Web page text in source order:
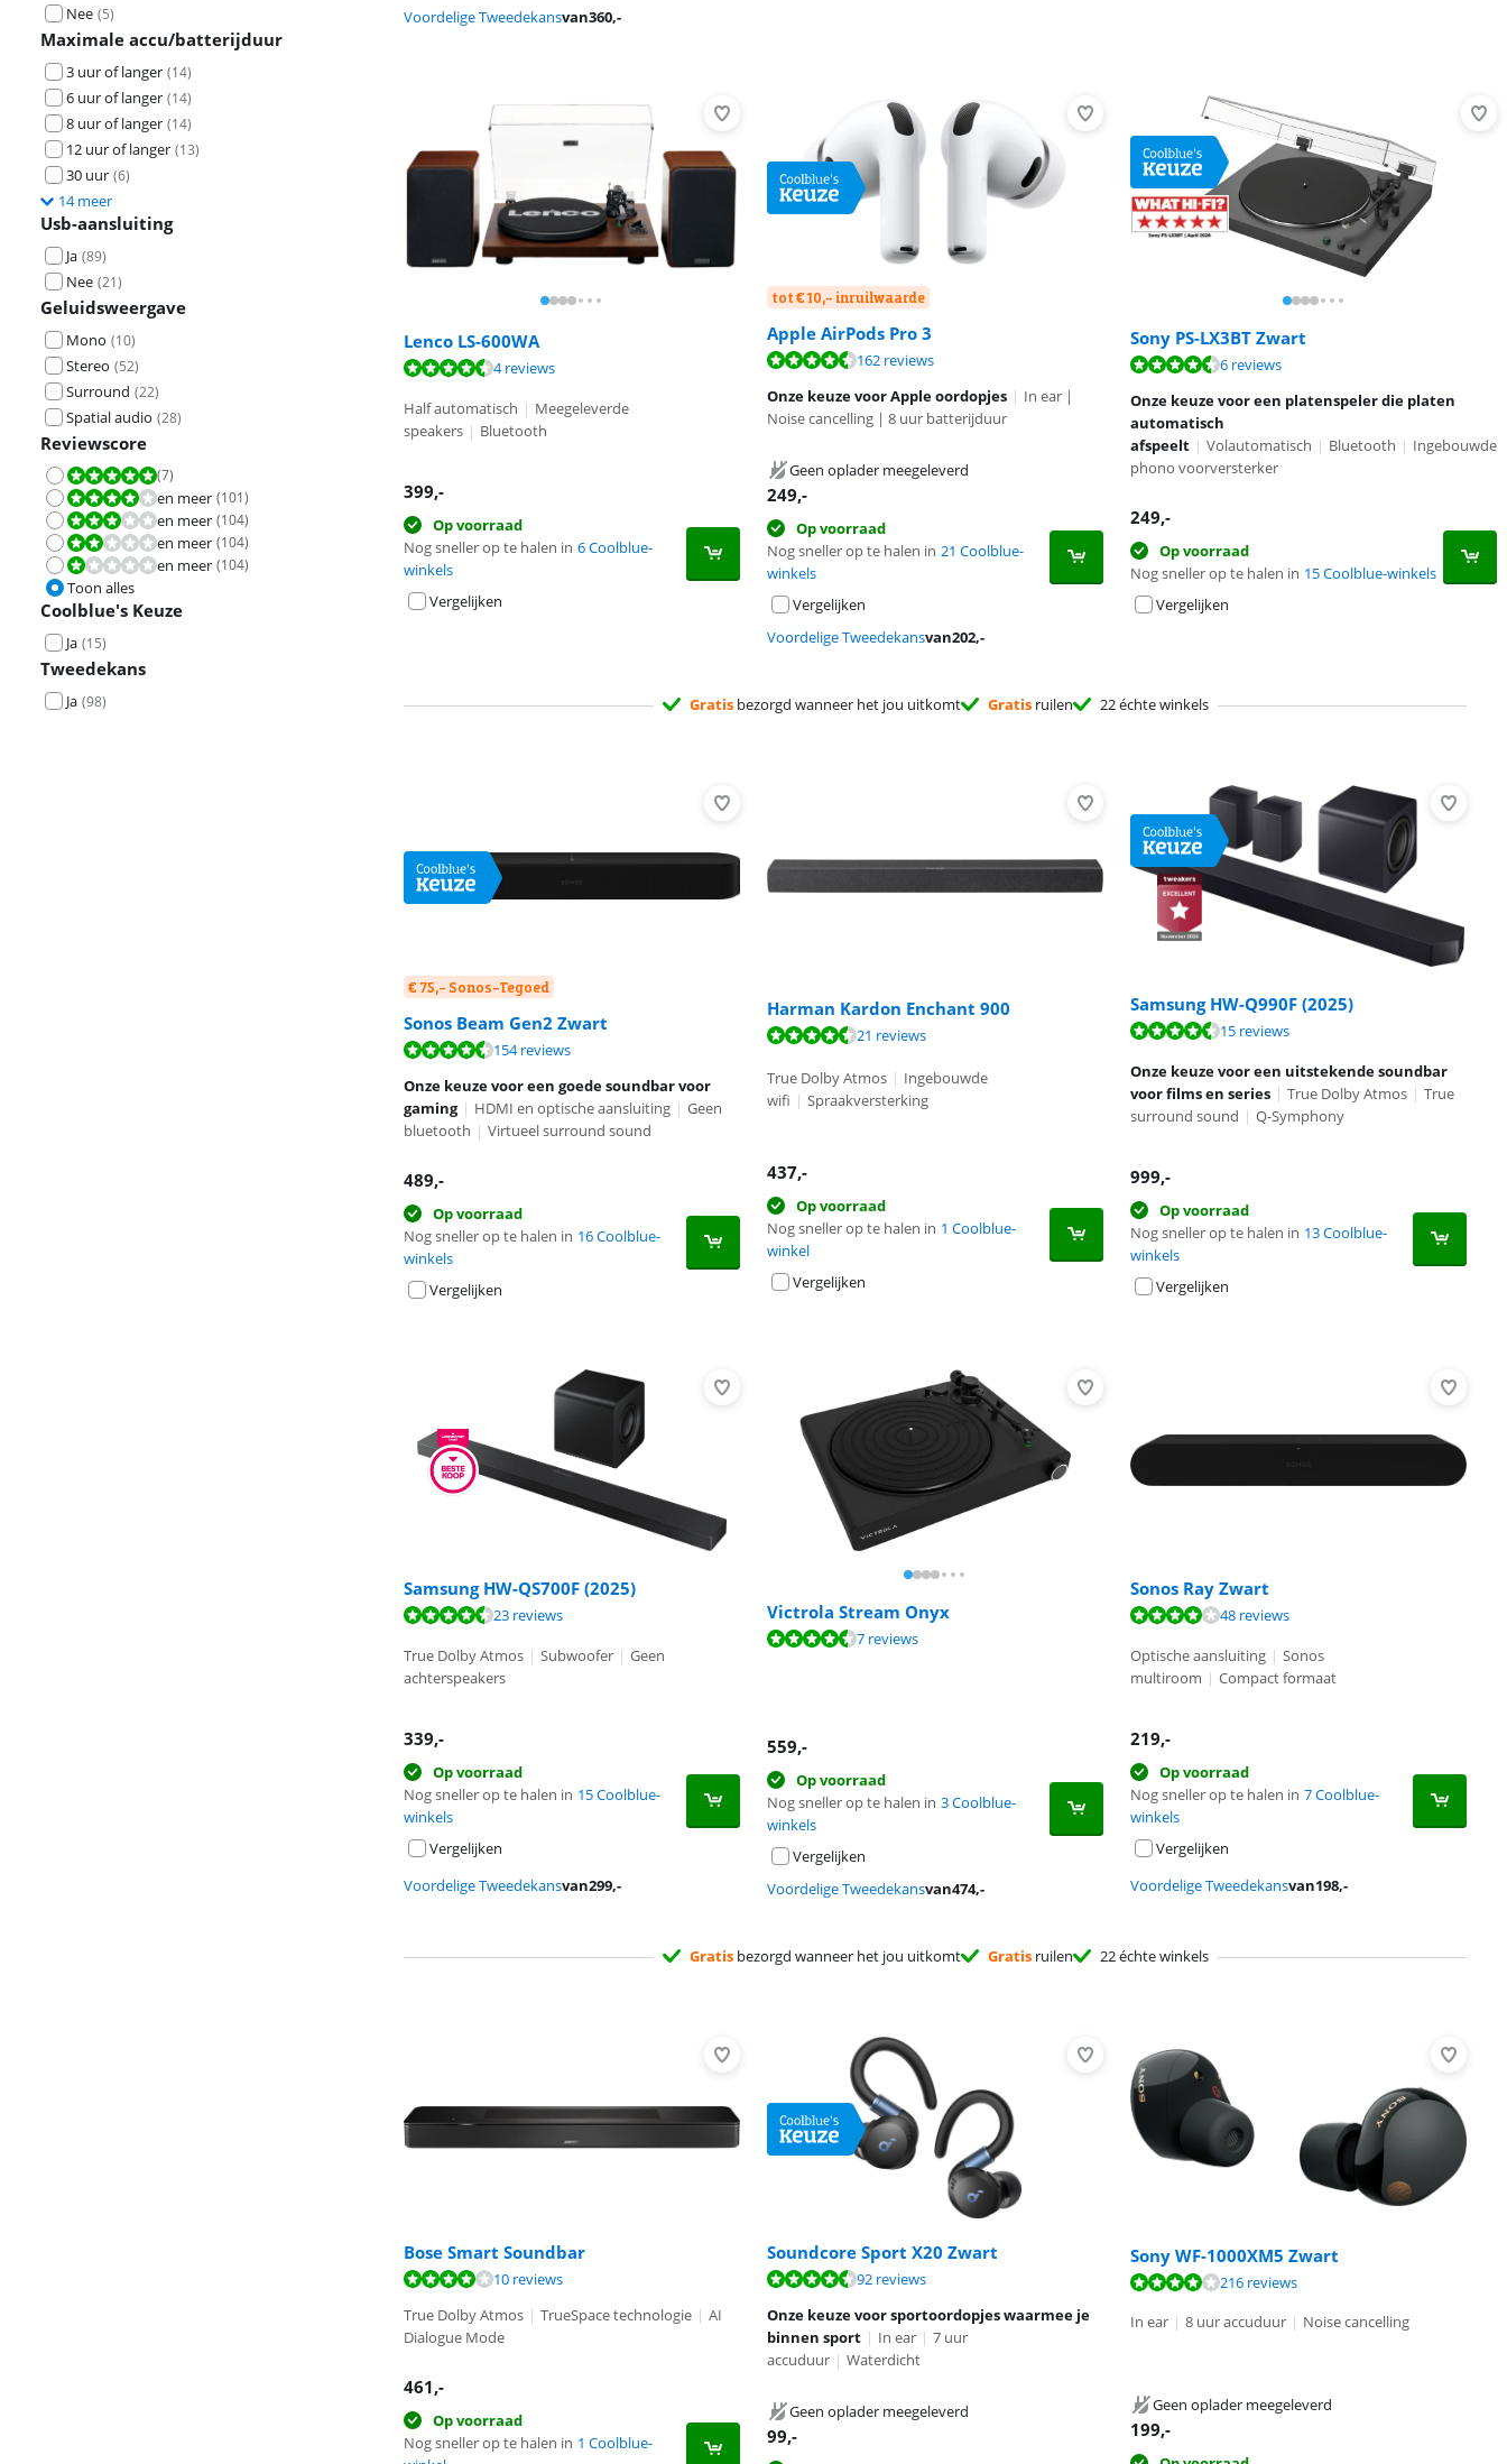
Nee (5)
Maximale accu/batterijduur
3 uur of langer (14)
6 uur of langer (14)
8 uur of langer (14)
12 uur of langer (13)
30 uur (6)
14 meer
Usb-aansluiting
Ja (89)
Nee (21)
Geluidsweergave
Mono (10)
Stereo (52)
Surround (22)
Spatial audio (28)
Reviewscore
Beoordeling is 10 van de 10.
(7)
Beoordeling is 8,0 van de 10.
en meer (101)
Beoordeling is 6,0 van de 10.
en meer (104)
Beoordeling is 4,0 van de 10.
en meer (104)
Beoordeling is 2,0 van de 10.
en meer (104)
Toon alles
Coolblue's Keuze
Ja (15)
Tweedekans
Ja (98)
Voordelige Tweedekansvan360,-
Lenco LS-600WA
Beoordeling is 9,1 van de 10, gebaseerd op 4 reviews.
4 reviews
Half automatisch | Meegeleverde
speakers | Bluetooth
399,-
Op voorraad
Nog sneller op te halen in 6 Coolblue-
winkels
Vergelijken
tot € 10,- inruilwaarde
Apple AirPods Pro 3
Beoordeling is 9,0 van de 10, gebaseerd op 162 reviews.
162 reviews
Onze keuze voor Apple oordopjes | In ear |
Noise cancelling | 8 uur batterijduur
Geen oplader meegeleverd
249,-
Op voorraad
Nog sneller op te halen in 21 Coolblue-
winkels
Vergelijken
Voordelige Tweedekansvan202,-
Sony PS-LX3BT Zwart
Beoordeling is 9,4 van de 10, gebaseerd op 6 reviews.
6 reviews
Onze keuze voor een platenspeler die platen
automatisch
afspeelt | Volautomatisch | Bluetooth | Ingebouwde
phono voorversterker
249,-
Op voorraad
Nog sneller op te halen in 15 Coolblue-winkels
Vergelijken
Gratisbezorgd wanneer het jou uitkomt Gratisruilen 22 échte winkels
€ 75,- Sonos-Tegoed
Sonos Beam Gen2 Zwart
Beoordeling is 9,0 van de 10, gebaseerd op 154 reviews.
154 reviews
Onze keuze voor een goede soundbar voor
gaming | HDMI en optische aansluiting | Geen
bluetooth | Virtueel surround sound
489,-
Op voorraad
Nog sneller op te halen in 16 Coolblue-
winkels
Vergelijken
Harman Kardon Enchant 900
Beoordeling is 9,0 van de 10, gebaseerd op 21 reviews. 21 reviews
True Dolby Atmos | Ingebouwde
wifi | Spraakversterking
437,-
Op voorraad
Nog sneller op te halen in 1 Coolblue-
winkel
Vergelijken
Samsung HW-Q990F (2025)
Beoordeling is 9,3 van de 10, gebaseerd op 15 reviews.
15 reviews
Onze keuze voor een uitstekende soundbar
voor films en series | True Dolby Atmos | True
surround sound | Q-Symphony
999,-
Op voorraad
Nog sneller op te halen in 13 Coolblue-
winkels
Vergelijken
Samsung HW-QS700F (2025)
Beoordeling is 9,3 van de 10, gebaseerd op 23 reviews.
23 reviews
True Dolby Atmos | Subwoofer | Geen
achterspeakers
339,-
Op voorraad
Nog sneller op te halen in 15 Coolblue-
winkels
Vergelijken
Voordelige Tweedekansvan299,-
Victrola Stream Onyx
7 reviews
559,-
Op voorraad
Nog sneller op te halen in 3 Coolblue-
winkels
Vergelijken
Voordelige Tweedekansvan474,-
Sonos Ray Zwart
Beoordeling is 8,3 van de 10, gebaseerd op 48 reviews.
48 reviews
Optische aansluiting | Sonos
multiroom | Compact formaat
219,-
Op voorraad
Nog sneller op te halen in 7 Coolblue-
winkels
Vergelijken
Voordelige Tweedekansvan198,-
Gratisbezorgd wanneer het jou uitkomt Gratisruilen 22 échte winkels
Bose Smart Soundbar
Beoordeling is 8,1 van de 10, gebaseerd op 10 reviews.
10 reviews
True Dolby Atmos | TrueSpace technologie | AI
Dialogue Mode
461,-
Op voorraad
Nog sneller op te halen in 1 Coolblue-
Soundcore Sport X20 Zwart
Beoordeling is 8,8 van de 10, gebaseerd op 92 reviews.
92 reviews
Onze keuze voor sportoordopjes waarmee je
binnen sport | In ear | 7 uur
accuduur | Waterdicht
Geen oplader meegeleverd
99,-
Sony WF-1000XM5 Zwart
Beoordeling is 8,3 van de 10, gebaseerd op 216 reviews.
216 reviews
In ear | 8 uur accuduur | Noise cancelling
Geen oplader meegeleverd
199,-